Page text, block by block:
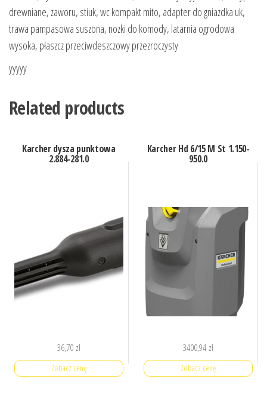
drewniane, zaworu, stiuk, wc kompakt mito, adapter do gniazdka uk,
trawa pampasowa suszona, nozki do komody, latarnia ogrodowa
wysoka, płaszcz przeciwdeszczowy przezroczysty
yyyyy
Related products
Karcher dysza punktowa
2.884-281.0
36,70 zł
Zobacz cenę
Karcher Hd 6/15 M St 1.150-
950.0
3400,94 zł
Zobacz cenę